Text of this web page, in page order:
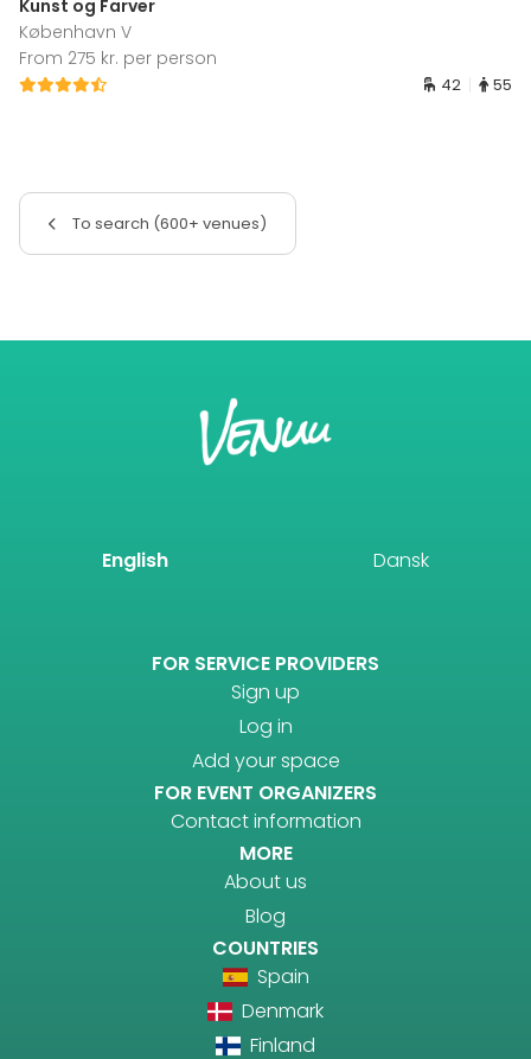
Kunst og Farver
København V
From 275 kr. per person
42 55
To search (600+ venues)
English Dansk
FOR SERVICE PROVIDERS
Sign up
Log in
Add your space
FOR EVENT ORGANIZERS
Contact information
MORE
About us
Blog
COUNTRIES
Spain
Denmark
Finland